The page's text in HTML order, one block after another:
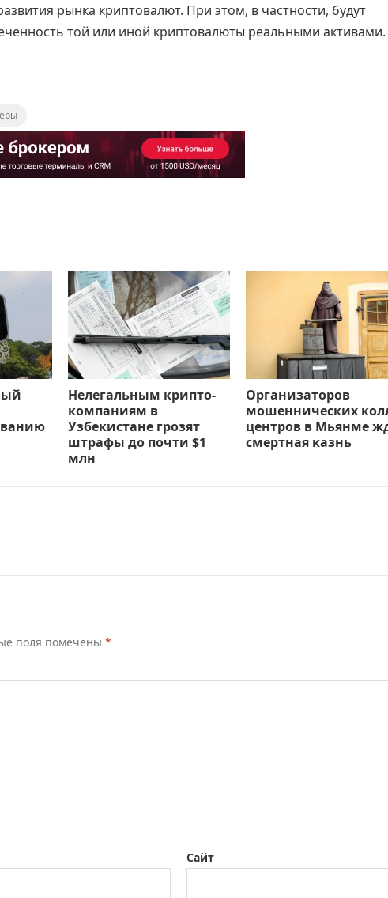
рынка криптовалют. При этом, в частности, будут
той или иной криптовалюты реальными активами.
Нелегальным крипто-
компаниям в
Узбекистане грозят
штрафы до почти $1
млн
Организаторов
мошеннических
центров в Мьянме
смертная казнь
поля помечены *
Сайт